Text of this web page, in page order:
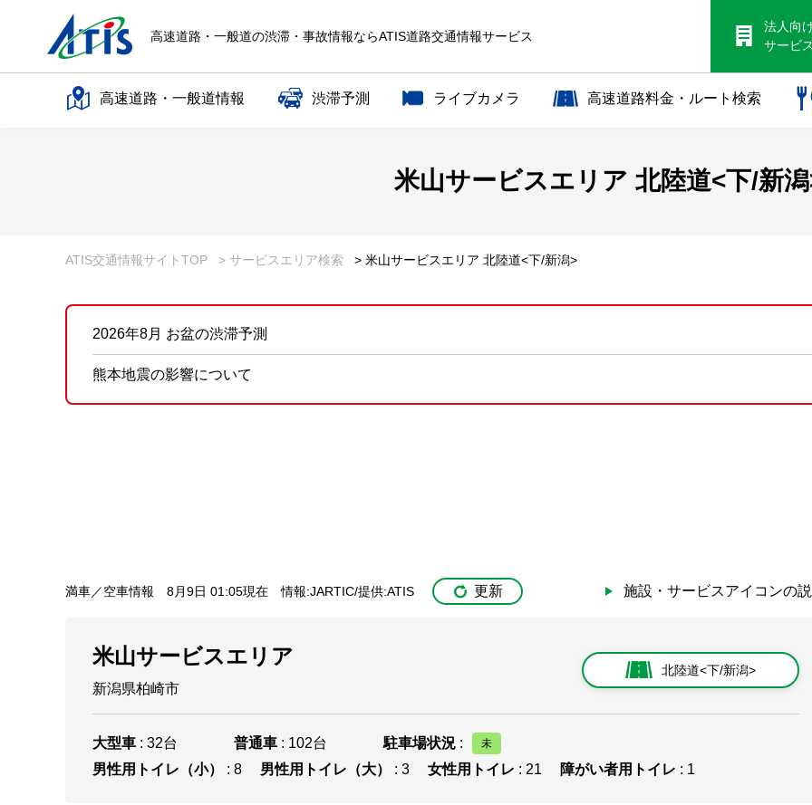
高速道路・一般道の渋滞・事故情報ならATIS道路交通情報サービス
法人向
サービ
高速道路・一般道情報 渋滞予測 ライブカメラ 高速道路料金・ルート検索
米山サービスエリア 北陸道<下/新
ATIS交通情報サイトTOP > サービスエリア検索 > 米山サービスエリア 北陸道<下/新潟>
2026年8月 お盆の渋滞予測
熊本地震の影響について
満車／空車情報 8月9日 01:05現在 情報:JARTIC/提供:ATIS 更新 施設・サービスアイコンの
米山サービスエリア
新潟県柏崎市
北陸道<下/新潟>
大型車 : 32台 普通車 : 102台 駐車場状況 :
男性用トイレ（小）
: 8 男性用トイレ（大） : 3 女性用トイレ : 21 障がい者用トイレ : 1